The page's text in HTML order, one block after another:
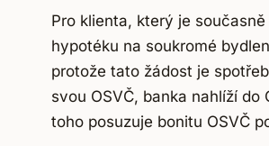
Pro klienta, který je
hypotéku na soukromé
protože tato žádost je
svou OSVČ, banka nahlíží
toho posuzuje bonitu OSVČ